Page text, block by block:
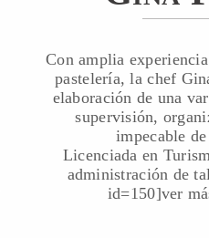
Con amplia
pastelería, la chef
elaboración de una
supervisión,
impecable
Licenciada en
administración de
id=150]ver